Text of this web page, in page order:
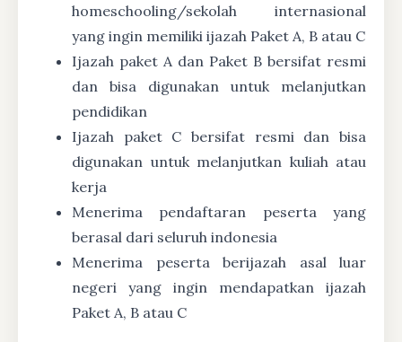
homeschooling/sekolah internasional
yang ingin memiliki ijazah Paket A, B atau C
Ijazah paket A dan Paket B bersifat resmi
dan bisa digunakan untuk melanjutkan
pendidikan
Ijazah paket C bersifat resmi dan bisa
digunakan untuk melanjutkan kuliah atau
kerja
Menerima pendaftaran peserta yang
berasal dari seluruh indonesia
Menerima peserta berijazah asal luar
negeri yang ingin mendapatkan ijazah
Paket A, B atau C